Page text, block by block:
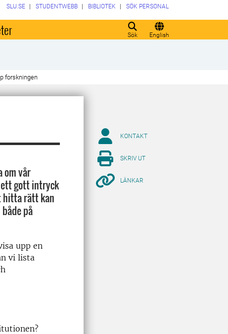
Sök English
SLU.SE STUDENTWEBB BIBLIOTEK SÖK PERSONAL
forskningen
om vår
ett gott intryck
hitta rätt kan
på
upp en
vi lista
KONTAKT
SKRIV UT
LÄNKAR